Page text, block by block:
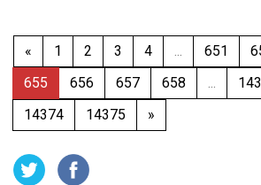
« 1 2 3 4 ... 651
655
656 657 658 ...
14374
14375 »